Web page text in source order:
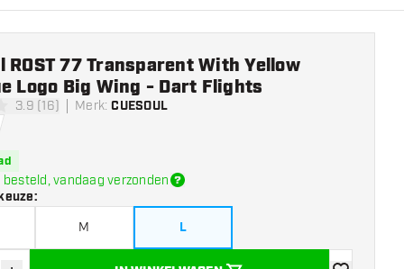
3.9 (16) Merk: CUESOUL
ROST 77 Transparent With Yellow
Logo Big Wing - Dart Flights
vandaag verzonden
:
M L